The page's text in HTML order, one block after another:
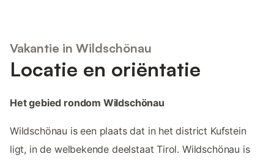
Vakantie in Wildschönau
Locatie en oriëntatie
Het gebied rondom Wildschönau
Wildschönau is een plaats dat in het district Kufstein
ligt, in de welbekende deelstaat Tirol. Wildschönau is